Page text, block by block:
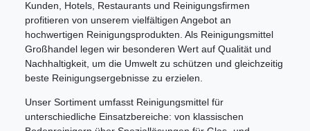
Kunden, Hotels, Restaurants und Reinigungsfirmen
profitieren von unserem vielfältigen Angebot an
hochwertigen Reinigungsprodukten. Als Reinigungsmittel
Großhandel legen wir besonderen Wert auf Qualität und
Nachhaltigkeit, um die Umwelt zu schützen und gleichzeitig
beste Reinigungsergebnisse zu erzielen.
Unser Sortiment umfasst Reinigungsmittel für
unterschiedliche Einsatzbereiche: von klassischen